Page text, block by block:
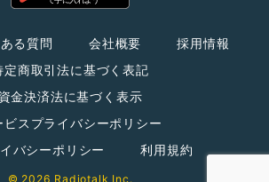
る質問 会社概要
採用情報
定商取引法に基づく表記
資金決済法に基づく表示
ビスプライバシーポリシー
バシーポリシー
利用規約
© 2026 Radiotalk Inc.